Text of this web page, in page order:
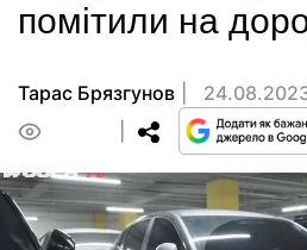
помітили на
Тарас Брязгунов